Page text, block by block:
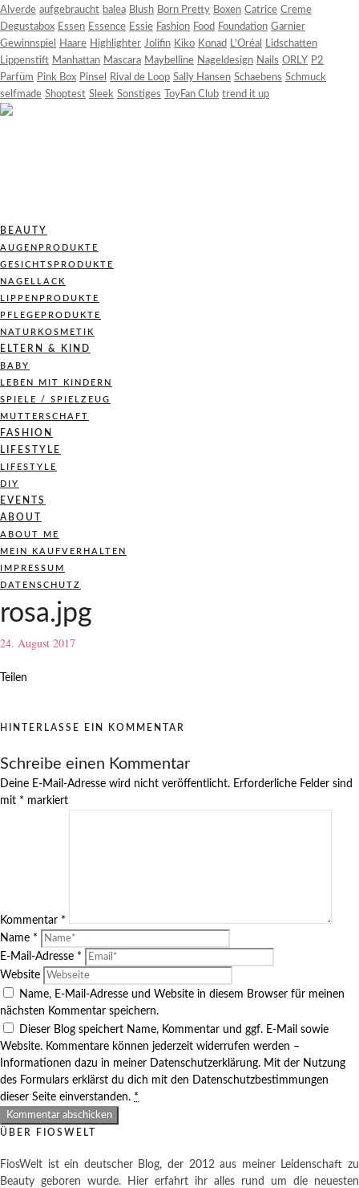
Alverde aufgebraucht balea Blush Born Pretty Boxen Catrice Creme
Degustabox Essen Essence Essie Fashion Food Foundation Garnier
Gewinnspiel
Haare Highlighter Jolifin Kiko Konad L'Oréal
Lidschatten
Lippenstift Manhattan Mascara Maybelline Nageldesign Nails ORLY P2
Parfüm Pink Box Pinsel Rival de Loop Sally Hansen Schaebens Schmuck
selfmade Shoptest Sleek Sonstiges ToyFan Club trend it up
BEAUTY
AUGENPRODUKTE
GESICHTSPRODUKTE
NAGELLACK
LIPPENPRODUKTE
PFLEGEPRODUKTE
NATURKOSMETIK
ELTERN & KIND
BABY
LEBEN MIT KINDERN
SPIELE / SPIELZEUG
MUTTERSCHAFT
FASHION
LIFESTYLE
LIFESTYLE
DIY
EVENTS
ABOUT
ABOUT ME
MEIN KAUFVERHALTEN
IMPRESSUM
DATENSCHUTZ
rosa.jpg
24. August 2017
Teilen
HINTERLASSE EIN KOMMENTAR
Schreibe einen Kommentar
Deine E-Mail-Adresse wird nicht veröffentlicht. Erforderliche Felder sind
mit * markiert
Kommentar *
Name *
E-Mail-Adresse *
Website
Name, E-Mail-Adresse und Website in diesem Browser für meinen
nächsten Kommentar speichern.
Dieser Blog speichert Name, Kommentar und ggf. E-Mail sowie
Website. Kommentare können jederzeit widerrufen werden –
Informationen dazu in meiner Datenschutzerklärung. Mit der Nutzung
des Formulars erklärst du dich mit den Datenschutzbestimmungen
dieser Seite einverstanden. *
ÜBER FIOSWELT
FiosWelt ist ein deutscher Blog, der 2012 aus meiner Leidenschaft zu
Beauty geboren wurde. Hier erfahrt ihr alles rund um die neuesten